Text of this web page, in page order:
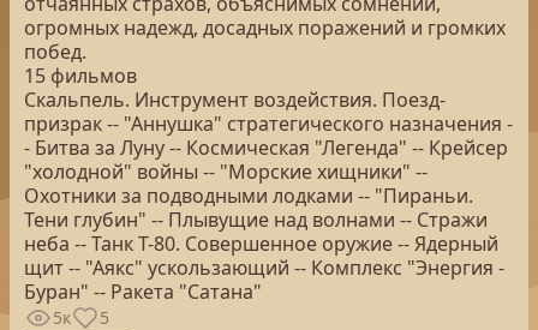
огромных надежд, досадных поражений и громких
побед.
15 фильмов
Скальпель. Инструмент воздействия. Поезд-
призрак -- "Аннушка" стратегического назначения -
- Битва за Луну -- Космическая "Легенда" -- Крейсер
"холодной" войны -- "Морские хищники" --
Охотники за подводными лодками -- "Пираньи.
Тени глубин" -- Плывущие над волнами -- Стражи
неба -- Танк Т-80. Совершенное оружие -- Ядерный
щит -- "Аякс" ускользающий -- Комплекс "Энергия -
Буран" -- Ракета "Сатана"
5к 5